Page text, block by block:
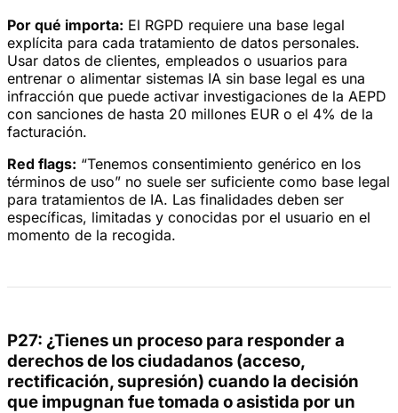
Por qué importa: El RGPD requiere una base legal
explícita para cada tratamiento de datos personales.
Usar datos de clientes, empleados o usuarios para
entrenar o alimentar sistemas IA sin base legal es una
infracción que puede activar investigaciones de la AEPD
con sanciones de hasta 20 millones EUR o el 4% de la
facturación.
Red flags: “Tenemos consentimiento genérico en los
términos de uso” no suele ser suficiente como base legal
para tratamientos de IA. Las finalidades deben ser
específicas, limitadas y conocidas por el usuario en el
momento de la recogida.
P27: ¿Tienes un proceso para responder a
derechos de los ciudadanos (acceso,
rectificación, supresión) cuando la decisión
que impugnan fue tomada o asistida por un